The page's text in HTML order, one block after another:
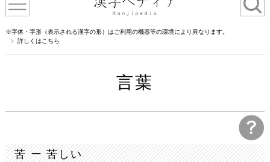
※字体・字形（表示される漢字の形）はご利用の機器等の環境により異なります。
詳しくはこちら
言葉
苦 ー 苦しい